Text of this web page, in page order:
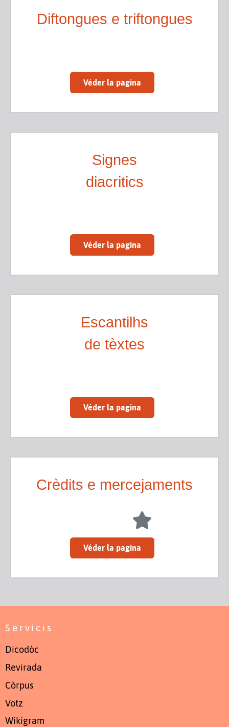
Diftongues e triftongues
Véder la pagina
Signes
diacritics
Véder la pagina
Escantilhs
de tèxtes
Véder la pagina
Crèdits e mercejaments
Véder la pagina
Servicis
Dicodòc
Revirada
Còrpus
Votz
Wikigram